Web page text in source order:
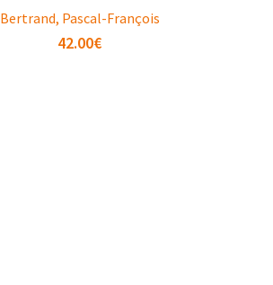
Bertrand, Pascal-François
42.00€